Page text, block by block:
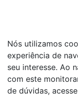
Nós utilizamos
experiência de
seu interesse. Ao
com este
de dúvidas,